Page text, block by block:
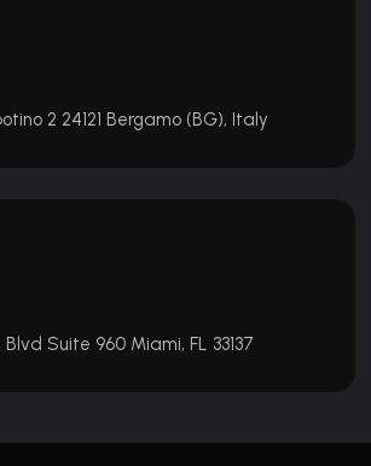
2 24121 Bergamo (BG), Italy
Blvd Suite 960 Miami, FL 33137